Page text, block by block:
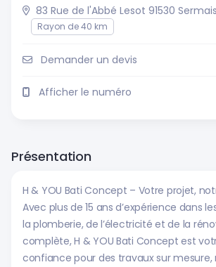
83 Rue de l'Abbé Lesot 91530
Rayon de 40 km
Demander un devis
Afficher le numéro
Présentation
H & YOU Bati Concept – Votre projet,
Avec plus de 15 ans d’expérience dans
la plomberie, de l’électricité et de la
complète, H & YOU Bati Concept est
confiance pour des travaux sur mesure,